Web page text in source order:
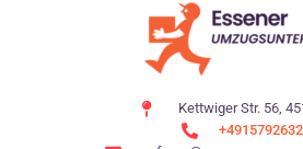
Kettwiger Str. 56,